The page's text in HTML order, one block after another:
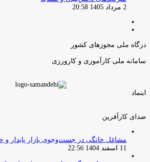
2 مرداد 1405 20:58
درگاه ملی مجوزهای کشور
سامانه ملی کارآموزی و کارورزی
اینماد
صدای کارآفرین
مشاغل خانگی در جست‌وجوی بازار پایدار و
11 اسفند 1404 22:56